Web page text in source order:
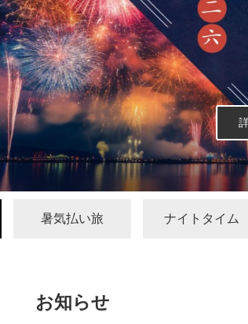
詳細を見る
暑気払い旅 ナイトタイム
お知らせ